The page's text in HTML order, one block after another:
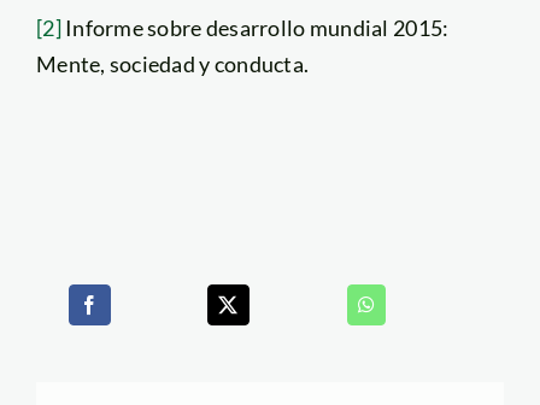
[2]Informe sobre desarrollo mundial 2015:
Mente, sociedad y conducta.